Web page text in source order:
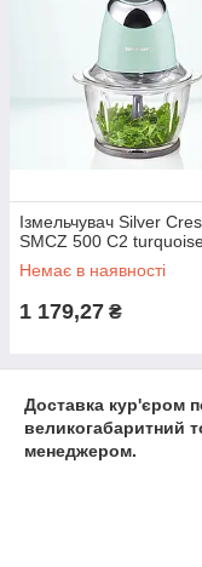
Ізмельчувач Silver
SMCZ 500 C2
Немає в наявності
1 179,27 ₴
Доставка кур'єром
великогабаритний
менеджером.